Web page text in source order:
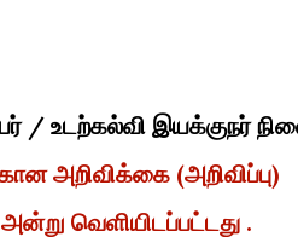
/ உடற்கல்வி இயக்குநர்
அறிவிக்கை (அறிவிப்பு)
வெளியிடப்பட்டது .